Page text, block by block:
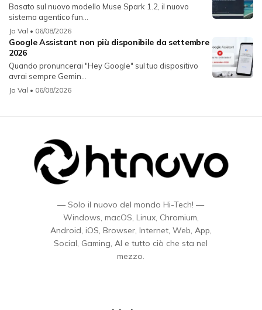
Basato sul nuovo modello Muse Spark 1.2, il nuovo
sistema agentico fun...
Jo Val • 06/08/2026
Google Assistant non più disponibile da settembre
2026
Quando pronuncerai "Hey Google" sul tuo dispositivo
avrai sempre Gemin...
Jo Val • 06/08/2026
— Solo il nuovo del mondo Hi-Tech! —
Windows, macOS, Linux, Chromium,
Android, iOS, Browser, Internet, Web, App,
Social, Gaming, AI e tutto ciò che sta nel
mezzo.